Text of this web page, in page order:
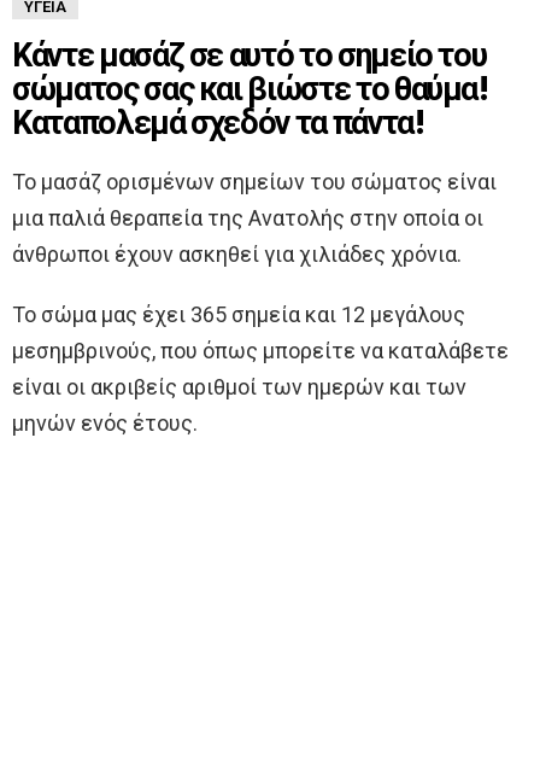
ΥΓΕΊΑ
Κάντε μασάζ σε αυτό το σημείο του
σώματος σας και βιώστε το θαύμα!
Καταπολεμά σχεδόν τα πάντα!
Το μασάζ ορισμένων σημείων του σώματος είναι
μια παλιά θεραπεία της Ανατολής στην οποία οι
άνθρωποι έχουν ασκηθεί για χιλιάδες χρόνια.
Το σώμα μας έχει 365 σημεία και 12 μεγάλους
μεσημβρινούς, που όπως μπορείτε να καταλάβετε
είναι οι ακριβείς αριθμοί των ημερών και των
μηνών ενός έτους.